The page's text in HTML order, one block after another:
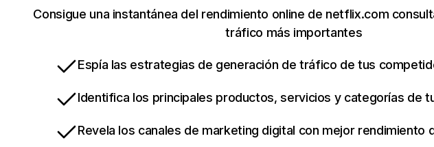
Consigue una instantánea del rendimiento online de netflix.com
tráfico más importantes
Espía las estrategias de generación de tráfico de tus
Identifica los principales productos, servicios y categorías de
Revela los canales de marketing digital con mejor rendimiento